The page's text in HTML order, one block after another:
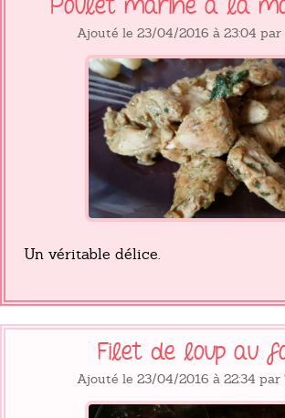
Poulet mariné à la
Ajouté le 23/04/2016 à 23:04
Un véritable délice.
Filet de loup au
Ajouté le 23/04/2016 à 22:34